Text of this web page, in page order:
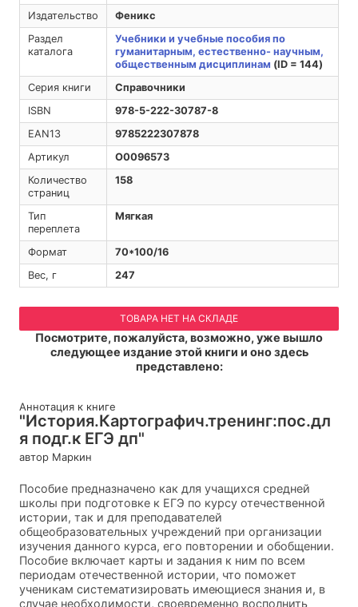
Издательство
Феникс
Раздел
каталога
Учебники и учебные пособия по
гуманитарным, естественно- научным,
общественным дисциплинам (ID = 144)
Серия книги
Справочники
ISBN
978-5-222-30787-8
EAN13
9785222307878
Артикул
O0096573
Количество
страниц
158
Тип
переплета
Мягкая
Формат
70*100/16
Вес, г
247
ТОВАРА НЕТ НА СКЛАДЕ
Посмотрите, пожалуйста, возможно, уже вышло
следующее издание этой книги и оно здесь
представлено:
Аннотация к книге
"История.Картографич.тренинг:пос.дл
я подг.к ЕГЭ дп"
автор Маркин
Пособие предназначено как для учащихся средней
школы при подготовке к EГЭ по курсу отечественной
истории, так и для преподавателей
общеобразовательных учреждений при организации
изучения данного курса, его повторении и обобщении.
Пособие включает карты и задания к ним по всем
периодам отечественной истории, что поможет
ученикам систематизировать имеющиеся знания и, в
случае необходимости, своевременно восполнить